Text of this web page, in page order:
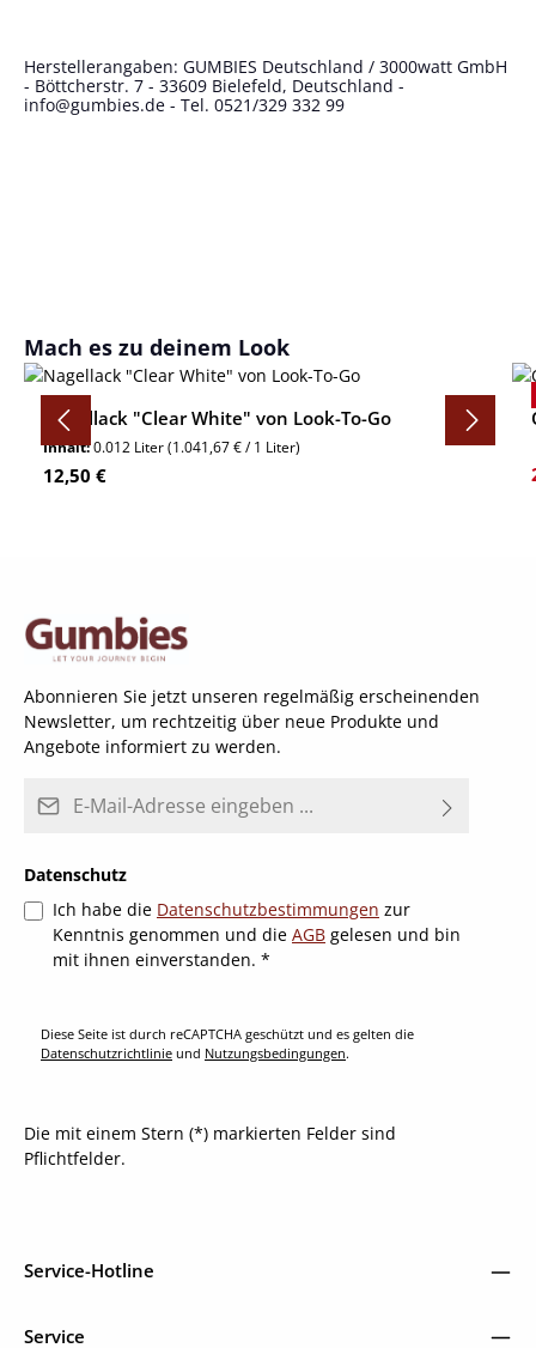
Herstellerangaben: GUMBIES Deutschland / 3000watt GmbH
- Böttcherstr. 7 - 33609 Bielefeld, Deutschland -
info@gumbies.de - Tel. 0521/329 332 99
Produktgalerie überspringen
Mach es zu deinem Look
Nagellack "Clear White" von Look-To-Go
Inhalt:0.012 Liter(1.041,67 € / 1 Liter)
Regulärer Preis:
12,50 €
Abonnieren Sie jetzt unseren regelmäßig erscheinenden
Newsletter, um rechtzeitig über neue Produkte und
Angebote informiert zu werden.
Datenschutz
Ich habe die Datenschutzbestimmungen zur
Kenntnis genommen und die AGB gelesen und bin
mit ihnen einverstanden. *
Diese Seite ist durch reCAPTCHA geschützt und es gelten die
Datenschutzrichtlinie und Nutzungsbedingungen.
Die mit einem Stern (*) markierten Felder sind
Pflichtfelder.
Service-Hotline
Service